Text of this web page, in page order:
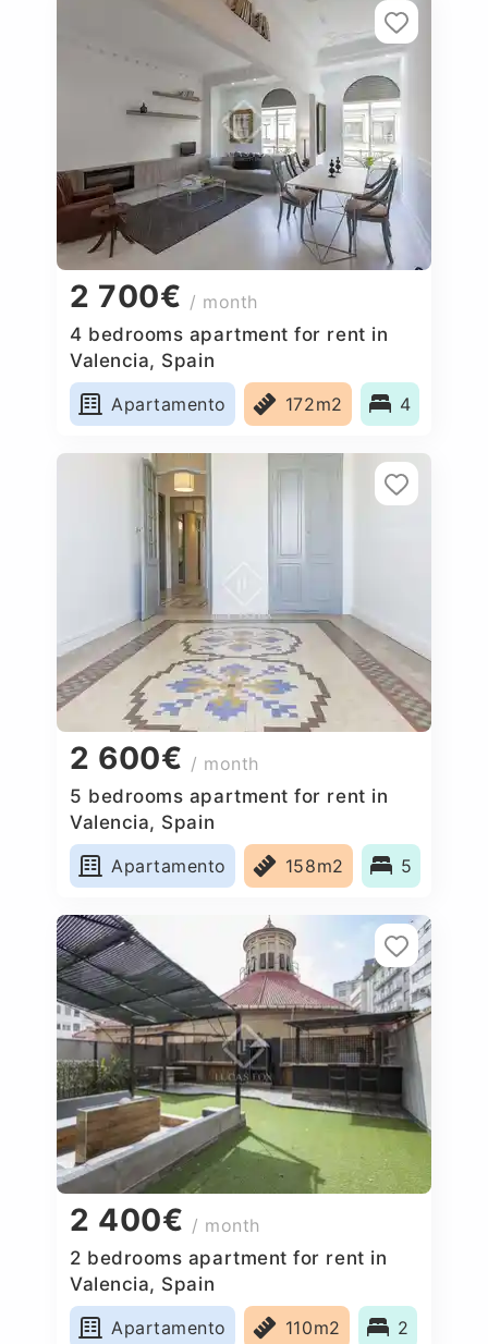
2 700€ / month
4 bedrooms apartment for rent in
Valencia, Spain
Apartamento
172m2 4
2 600€ / month
5 bedrooms apartment for rent in
Valencia, Spain
Apartamento
158m2 5
2 400€ / month
2 bedrooms apartment for rent in
Valencia, Spain
Apartamento
110m2 2